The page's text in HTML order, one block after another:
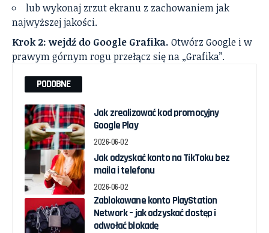
lub wykonaj zrzut ekranu z zachowaniem jak
najwyższej jakości.
Krok 2: wejdź do Google Grafika. Otwórz Google i w
prawym górnym rogu przełącz się na „Grafika”.
PODOBNE
Jak zrealizować kod promocyjny
Google Play
2026-06-02
Jak odzyskać konto na TikToku bez
maila i telefonu
2026-06-02
Zablokowane konto PlayStation
Network – jak odzyskać dostęp i
odwołać blokadę